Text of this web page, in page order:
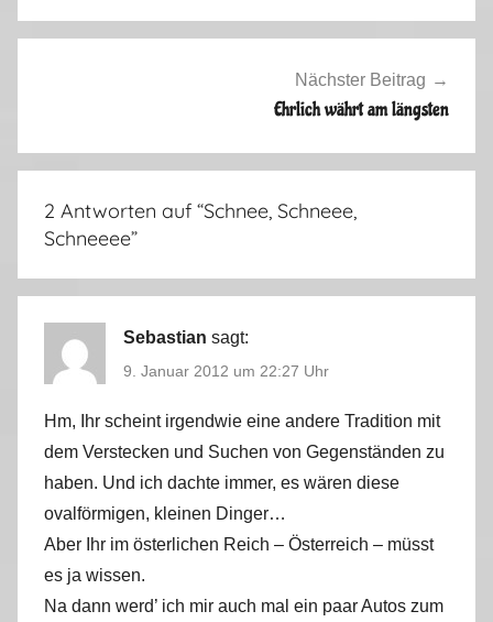
e
n
2
0
2
0
1
2
Nächster Beitrag
Ehrlich währt am längsten
2 Antworten auf “Schnee, Schneee,
Schneeee”
Sebastian sagt:
9. Januar 2012 um 22:27 Uhr
Hm, Ihr scheint irgendwie eine andere Tradition mit
dem Verstecken und Suchen von Gegenständen zu
haben. Und ich dachte immer, es wären diese
ovalförmigen, kleinen Dinger…
Aber Ihr im österlichen Reich – Österreich – müsst
es ja wissen.
Na dann werd’ ich mir auch mal ein paar Autos zum